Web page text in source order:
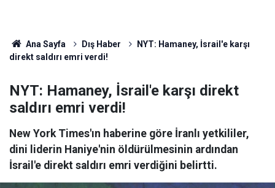
Ana Sayfa Dış Haber
NYT: Hamaney, İsrail'e karşı
direkt saldırı emri verdi!
NYT: Hamaney, İsrail'e karşı direkt
saldırı emri verdi!
New York Times'ın haberine göre İranlı yetkililer,
dini liderin Haniye'nin öldürülmesinin ardından
İsrail'e direkt saldırı emri verdiğini belirtti.